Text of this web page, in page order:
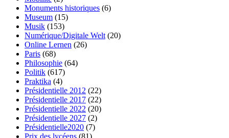
Monuments historiques (6)
Museum (15)
Musik (153)
Numérique/Digitale Welt (20)
Online Lernen (26)
Paris (68)
Philosophie (64)
Politik (617)
Praktika (4)
Présidentielle 2012 (22)
Présidentielle 2017 (22)
Présidentielle 2022 (20)
Présidentielle 2027 (2)
Présidentielle2020 (7)